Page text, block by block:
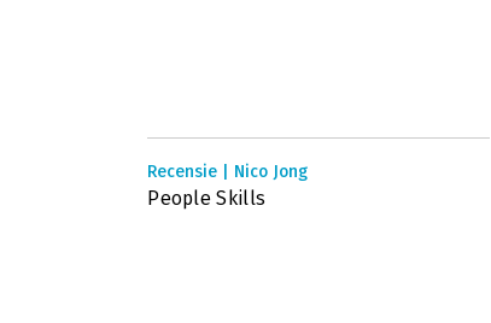
Recensie | Nico Jong
People Skills